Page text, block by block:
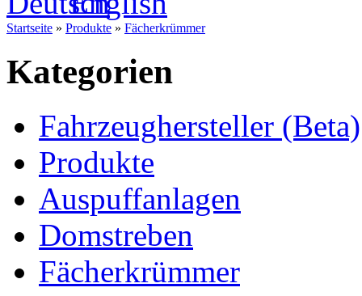
Startseite » Produkte » Fächerkrümmer
Kategorien
Fahrzeughersteller (Beta)
Produkte
Auspuffanlagen
Domstreben
Fächerkrümmer